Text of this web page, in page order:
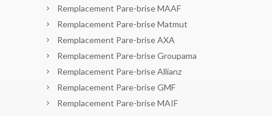
Remplacement Pare-brise MAAF
Remplacement Pare-brise Matmut
Remplacement Pare-brise AXA
Remplacement Pare-brise Groupama
Remplacement Pare-brise Allianz
Remplacement Pare-brise GMF
Remplacement Pare-brise MAIF